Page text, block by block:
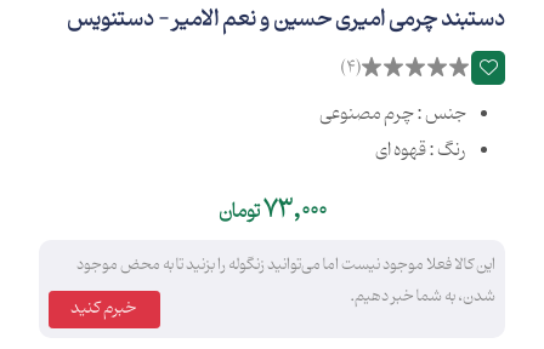
دستبند چرمی امیری حسین و نعم الامیر - دستنویس
(4)
جنس : چرم مصنوعی
رنگ : قهوه ای
73,000تومان
این کالا فعلا موجود نیست اما می‌توانید زنگوله را بزنید تا به محض موجود
شدن، به شما خبر دهیم.